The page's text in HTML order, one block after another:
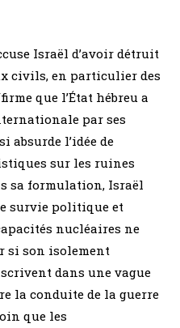
Israël d’avoir détruit
civils, en particulier des
que l’État hébreu a
par ses
absurde l’idée de
sur les ruines
sa formulation, Israël
survie politique et
nucléaires ne
si son isolement
dans une vague
la conduite de la guerre
que les